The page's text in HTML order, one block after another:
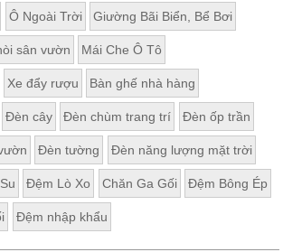
Ô Ngoài Trời Giường Bãi Biển, Bể Bơi
sân vườn Mái Che Ô Tô
Xe đẩy rượu Bàn ghế nhà hàng
Đèn cây Đèn chùm trang trí Đèn ốp trần
Đèn tường Đèn năng lượng mặt trời
Đệm Lò Xo Chăn Ga Gối Đệm Bông Ép
Đệm nhập khẩu